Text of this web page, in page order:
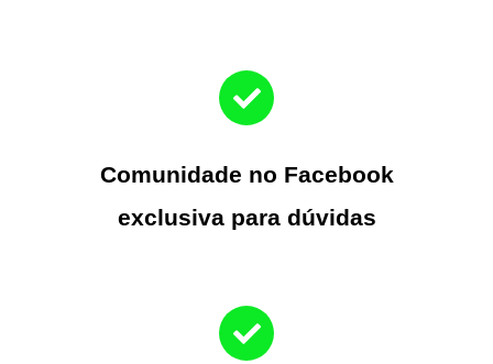
Comunidade no Facebook
exclusiva para dúvidas